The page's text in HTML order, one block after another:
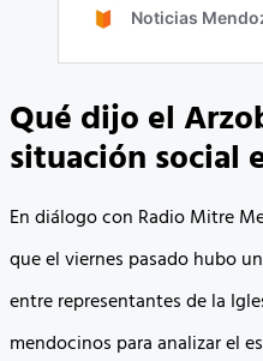
Qué dijo el
situación social
En diálogo con Radio Mitre
que el viernes pasado hubo
entre representantes de la
mendocinos para analizar el